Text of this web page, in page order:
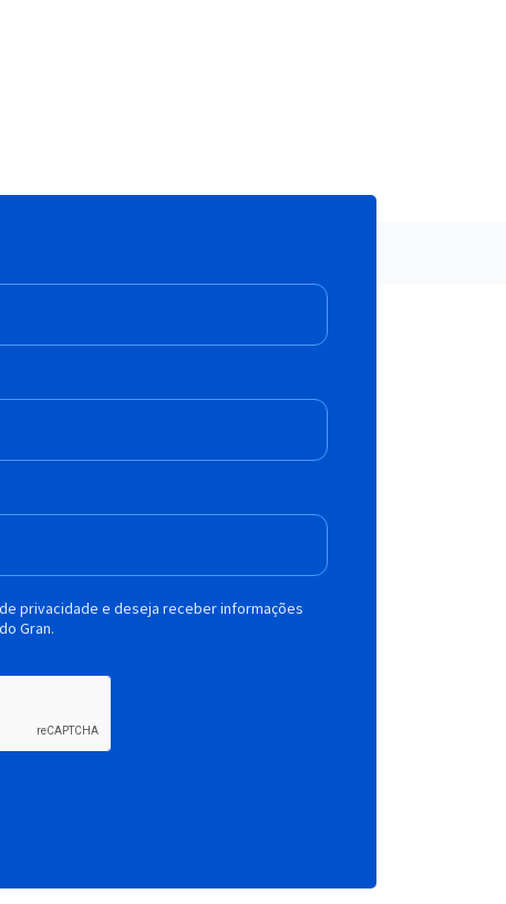
privacidade e deseja receber informações
Gran.